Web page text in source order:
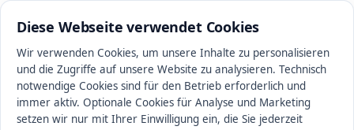
Diese Webseite verwendet Cookies
Wir verwenden Cookies, um unsere Inhalte zu personalisieren
und die Zugriffe auf unsere Website zu analysieren. Technisch
notwendige Cookies sind für den Betrieb erforderlich und
immer aktiv. Optionale Cookies für Analyse und Marketing
setzen wir nur mit Ihrer Einwilligung ein, die Sie jederzeit